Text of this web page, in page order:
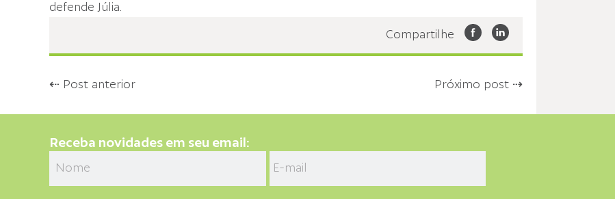
defende Júlia.
Compartilhe
⇠ Post anterior Próximo post ⇢
Receba novidades em seu email: